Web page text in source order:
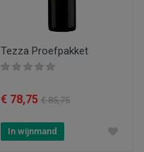
Tezza Proefpakket
€ 78,75 € 85,75
In wijnmand